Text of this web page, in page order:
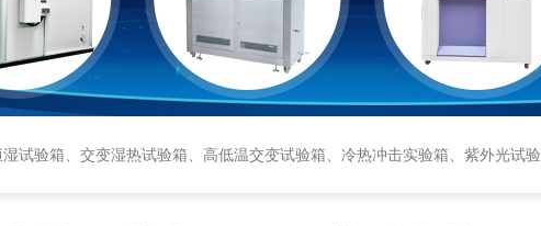
箱、紫外光试验箱、氙灯老化箱、恒温恒湿实验室、沙尘试验箱、淋雨试验箱、盐水喷雾试验箱、各种振动试验台、拉力试验机、蒸汽老化试验机、跌落试验机、插拔力试验机、按健寿命试验机、纸带耐磨擦试验机、工业烘烤箱